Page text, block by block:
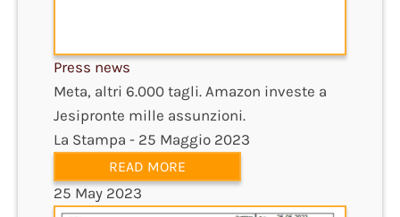
Press news
Meta, altri 6.000 tagli. Amazon investe a
Jesipronte mille assunzioni.
La Stampa - 25 Maggio 2023
READ MORE
25 May 2023